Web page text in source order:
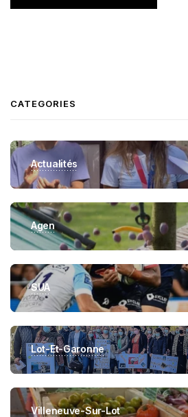
CATEGORIES
Actualités
Agen
SUA
Lot-Et-Garonne
Villeneuve-Sur-Lot